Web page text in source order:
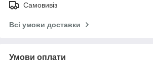
Самовивіз
Всі умови доставки
Умови оплати